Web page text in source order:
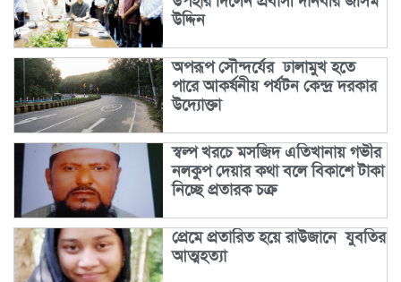
উদ্দিন
অপরূপ সৌন্দর্যের ঢালামুখ হতে
পারে আকর্ষনীয় পর্যটন কেন্দ্র দরকার
উদ্যোক্তা
স্বল্প খরচে মসজিদ এতিখানায় গভীর
নলকুপ দেয়ার কথা বলে বিকাশে টাকা
নিচ্ছে প্রতারক চক্র
প্রেমে প্রতারিত হয়ে রাউজানে যুবতির
আত্মহত্যা